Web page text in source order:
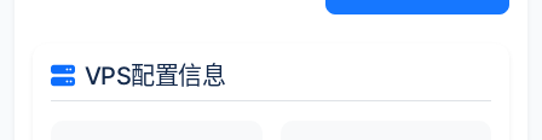
VPS配置信息